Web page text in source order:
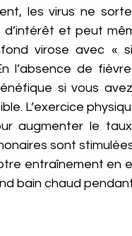
les virus ne
d’intérêt et peut
virose avec «
l’absence de
si vous
L’exercice
augmenter le
sont
entraînement en
bain chaud